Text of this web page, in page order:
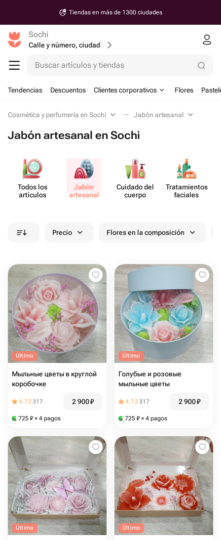
Tiendas en más de 1300 ciudades
Sochi
Calle y número, ciudad
Buscar artículos y tiendas
Tendencias Descuentos Clientes corporativos Flores
Cosmética y perfumería en Sochi Jabón artesanal
Jabón artesanal en Sochi
Todos los
artículos
Jabón
artesanal
Cuidado del
cuerpo
Tratam​ientos
faciales
Precio Flores en la composición
Último
Мыльные цветы в круглой
коробочке
4.72317 2 900₽
725 ₽ × 4 pagos
Último
Голубые и розовые
мыльные цветы
4.72317 2 900₽
725 ₽ × 4 pagos
Último Último